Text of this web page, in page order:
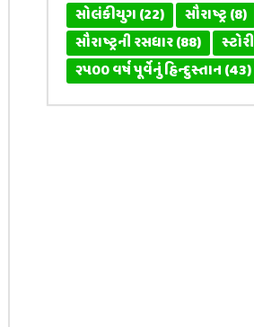
સોલંકીયુગ(22) સૌરાષ્ટ્ર(8)
સૌરાષ્ટ્રની રસધાર(88) સ્ટોરી
૨૫૦૦ વર્ષ પૂર્વેનું હિન્દુસ્તાન(43)